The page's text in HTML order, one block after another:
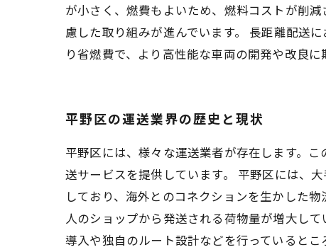
が小さく、燃費もよいため、燃料コストが削
慮した取り組みが進んでいます。 長距離配送
り省燃費で、より高性能な車両の開発や改良に
平野区の運送業界の歴史と現状
平野区には、様々な運送業者が存在します。
送サービスを提供しています。 平野区には、
しており、海外とのコネクションを生かした
人のショップから発送される荷物量が増大し
導入や独自のルート設計などを行っていると